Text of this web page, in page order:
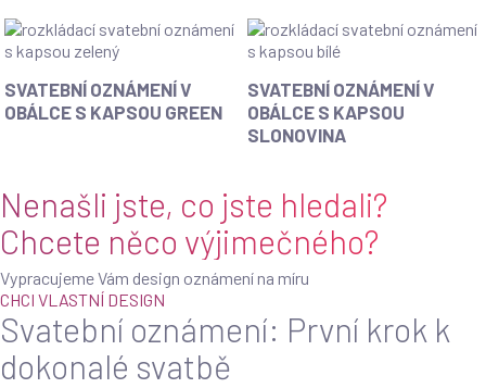
s
kapsou
s
kapsou
Svatební
oznámení
kapsou
Green
SVATEBNÍ OZNÁMENÍ V
OBÁLCE S KAPSOU GREEN
Svatební
oznámení
v
kapsou
Slonovina
SVATEBNÍ OZNÁMENÍ V
OBÁLCE S KAPSOU
SLONOVINA
Nenašli jste, co jste hledali?
Chcete něco výjimečného?
Vypracujeme Vám design oznámení na míru
CHCI VLASTNÍ DESIGN
Svatební oznámení: První krok k
dokonalé svatbě